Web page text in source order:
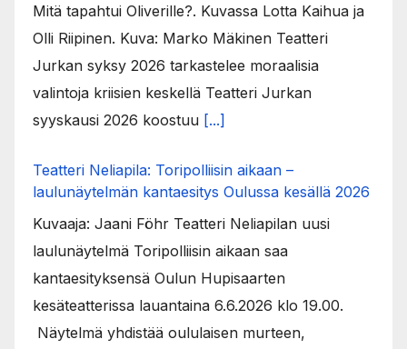
Mitä tapahtui Oliverille?. Kuvassa Lotta Kaihua ja
Olli Riipinen. Kuva: Marko Mäkinen Teatteri
Jurkan syksy 2026 tarkastelee moraalisia
valintoja kriisien keskellä Teatteri Jurkan
syyskausi 2026 koostuu [...]
Teatteri Neliapila: Toripolliisin aikaan –
laulunäytelmän kantaesitys Oulussa kesällä 2026
Kuvaaja: Jaani Föhr Teatteri Neliapilan uusi
laulunäytelmä Toripolliisin aikaan saa
kantaesityksensä Oulun Hupisaarten
kesäteatterissa lauantaina 6.6.2026 klo 19.00.
Näytelmä yhdistää oululaisen murteen,